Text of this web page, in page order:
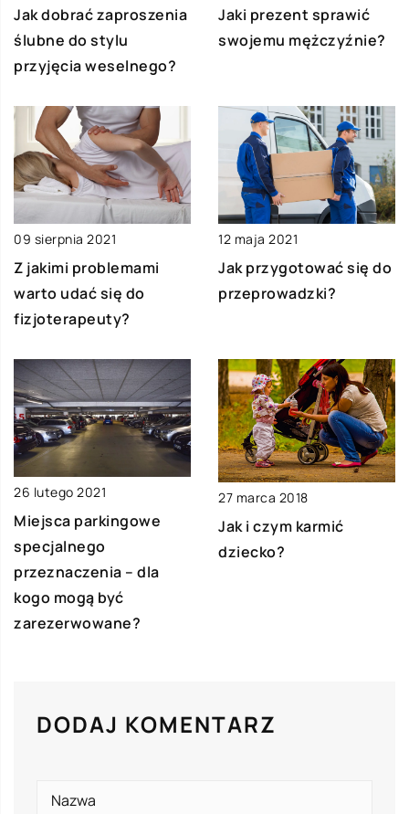
Jak dobrać zaproszenia
ślubne do stylu
przyjęcia weselnego?
Jaki prezent sprawić
swojemu mężczyźnie?
09 sierpnia 2021
Z jakimi problemami
warto udać się do
fizjoterapeuty?
12 maja 2021
Jak przygotować się do
przeprowadzki?
26 lutego 2021
Miejsca parkingowe
specjalnego
przeznaczenia – dla
kogo mogą być
zarezerwowane?
27 marca 2018
Jak i czym karmić
dziecko?
DODAJ KOMENTARZ